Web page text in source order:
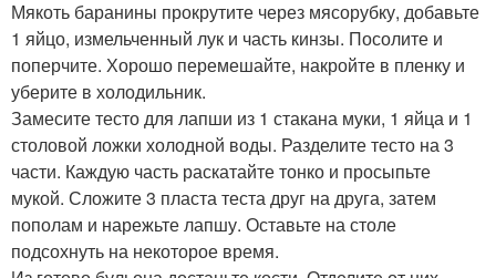
Мякоть баранины прокрутите через мясорубку, добавьте
1 яйцо, измельченный лук и часть кинзы. Посолите и
поперчите. Хорошо перемешайте, накройте в пленку и
уберите в холодильник.
Замесите тесто для лапши из 1 стакана муки, 1 яйца и 1
столовой ложки холодной воды. Разделите тесто на 3
части. Каждую часть раскатайте тонко и просыпьте
мукой. Сложите 3 пласта теста друг на друга, затем
пополам и нарежьте лапшу. Оставьте на столе
подсохнуть на некоторое время.